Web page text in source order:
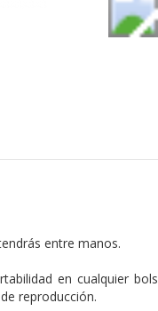
entre manos.
en cualquier
reproducción.